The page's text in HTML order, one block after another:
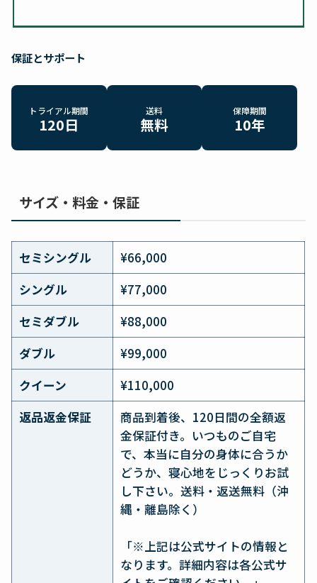
保証とサポート
トライアル期間
120日
送料
無料
保障期間
10年
サイズ・料金・保証
セミシングル
¥66,000
シングル
¥77,000
セミダブル
¥88,000
ダブル
¥99,000
クイーン
¥110,000
返品返金保証
商品到着後、120日間の全額返
金保証付き。いつものご自宅
で、本当に自分の身体に合うか
どうか、寝心地をじっくりお試
し下さい。送料・返送無料（沖
縄・離島除く）
「※上記は公式サイトの情報と
なります。詳細内容は各公式サ